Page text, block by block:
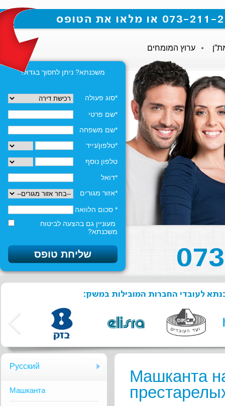
ערוץ המומחים
משכנתא? ניתן לחסוך בגדול!
*סוג פעולה
*שם פרטי
*שם משפחה
*טלפון/נייד
טלפון נוסף
*דואל
*אזור מגורים
* סכום הלוואה
מעוניין גם בהצעה לביטוח
משכנתא?
לעובדי החברות המובילות במשק:
Русский
Mашканта
Машканта